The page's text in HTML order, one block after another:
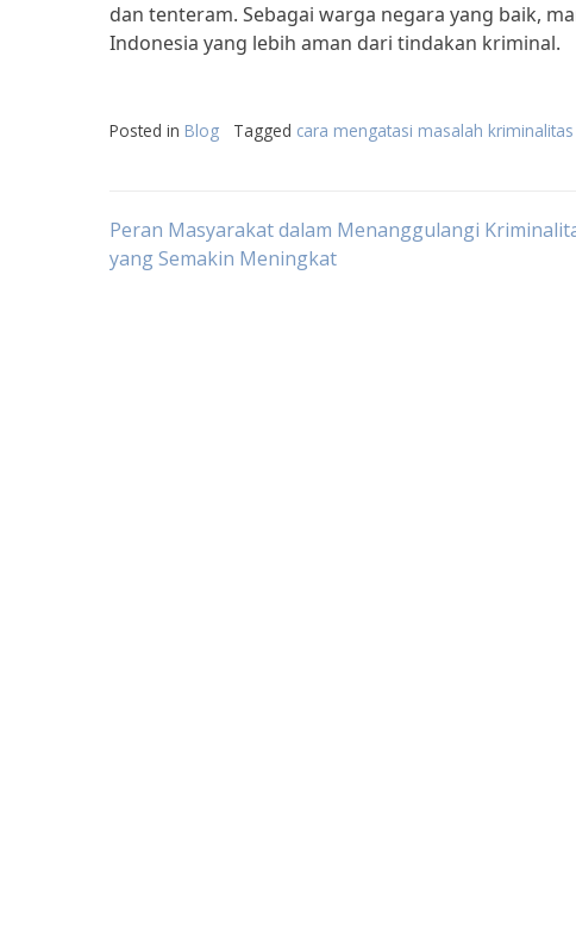
dan tenteram. Sebagai warga negara yang baik,
Indonesia yang lebih aman dari tindakan kriminal.
Posted in Blog Tagged cara mengatasi masalah kriminalitas
Post
Peran Masyarakat dalam Menanggulangi
yang Semakin Meningkat